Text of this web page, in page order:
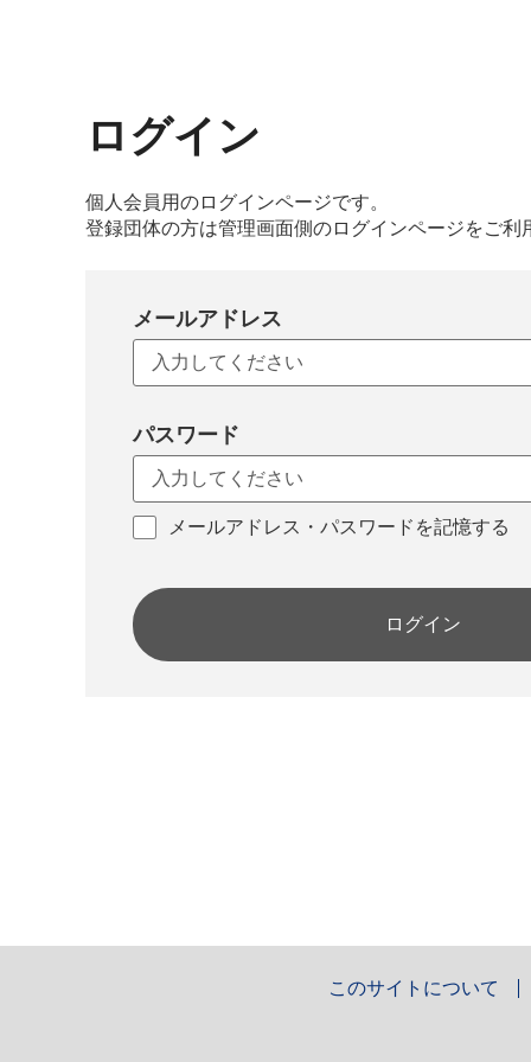
ログイン
個人会員用のログインページです。
登録団体の方は管理画面側のログインページをご利
メールアドレス
パスワード
メールアドレス・パスワードを記憶する
ログイン
このサイトについて